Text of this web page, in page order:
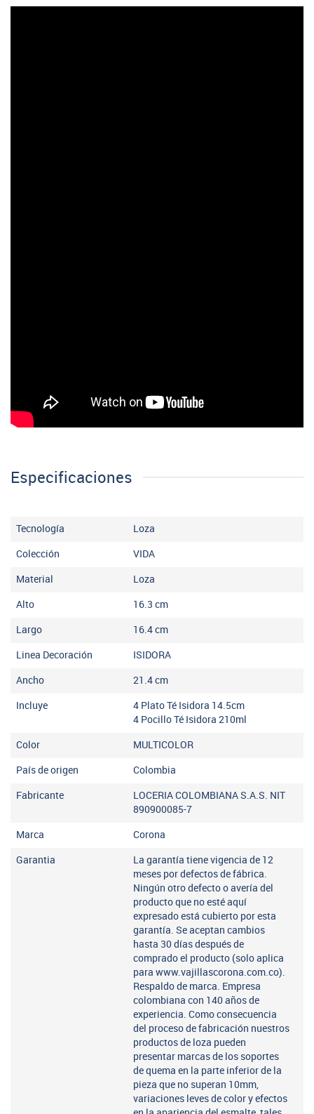
Especificaciones
Tecnología Loza
Colección VIDA
Material Loza
Alto 16.3 cm
Largo 16.4cm
Linea Decoración ISIDORA
Ancho 21.4cm
Incluye
4 Plato Té Isidora 14.5cm
4 Pocillo Té Isidora 210ml
Color MULTICOLOR
País de origen Colombia
Fabricante
LOCERIA COLOMBIANA S.A.S. NIT
890900085-7
Marca Corona
Garantia
La garantía tiene vigencia de 12
meses por defectos de fábrica.
Ningún otro defecto o avería del
producto que no esté aquí
expresado está cubierto por esta
garantía. Se aceptan cambios
hasta 30 días después de
comprado el producto (solo aplica
para www.vajillascorona.com.co).
Respaldo de marca. Empresa
colombiana con 140 años de
experiencia. Como consecuencia
del proceso de fabricación nuestros
productos de loza pueden
presentar marcas de los soportes
de quema en la parte inferior de la
pieza que no superan 10mm,
variaciones leves de color y efectos